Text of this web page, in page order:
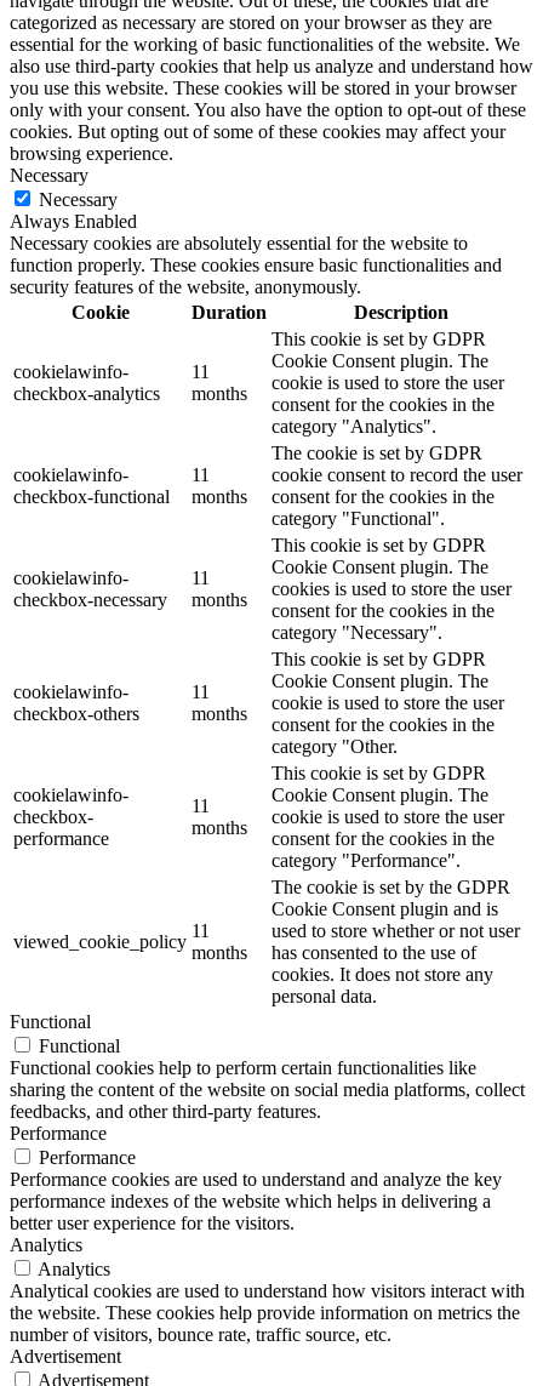
categorized as necessary are stored on your browser as they are
essential for the working of basic functionalities of the website. We
also use third-party cookies that help us analyze and understand how
you use this website. These cookies will be stored in your browser
only with your consent. You also have the option to opt-out of these
cookies. But opting out of some of these cookies may affect your
browsing experience.
Necessary
Necessary
Always Enabled
Necessary cookies are absolutely essential for the website to
function properly. These cookies ensure basic functionalities and
security features of the website, anonymously.
Cookie
Duration Description
cookielawinfo-
checkbox-analytics
11
months
This cookie is set by GDPR
Cookie Consent plugin. The
cookie is used to store the user
consent for the cookies in the
category "Analytics".
cookielawinfo-
checkbox-functional
11
months
The cookie is set by GDPR
cookie consent to record the user
consent for the cookies in the
category "Functional".
cookielawinfo-
checkbox-necessary
11
months
This cookie is set by GDPR
Cookie Consent plugin. The
cookies is used to store the user
consent for the cookies in the
category "Necessary".
cookielawinfo-
checkbox-others
11
months
This cookie is set by GDPR
Cookie Consent plugin. The
cookie is used to store the user
consent for the cookies in the
category "Other.
cookielawinfo-
checkbox-
performance
11
months
This cookie is set by GDPR
Cookie Consent plugin. The
cookie is used to store the user
consent for the cookies in the
category "Performance".
viewed_cookie_policy
11
months
The cookie is set by the GDPR
Cookie Consent plugin and is
used to store whether or not user
has consented to the use of
cookies. It does not store any
personal data.
Functional
Functional
Functional cookies help to perform certain functionalities like
sharing the content of the website on social media platforms, collect
feedbacks, and other third-party features.
Performance
Performance
Performance cookies are used to understand and analyze the key
performance indexes of the website which helps in delivering a
better user experience for the visitors.
Analytics
Analytics
Analytical cookies are used to understand how visitors interact with
the website. These cookies help provide information on metrics the
number of visitors, bounce rate, traffic source, etc.
Advertisement
Advertisement